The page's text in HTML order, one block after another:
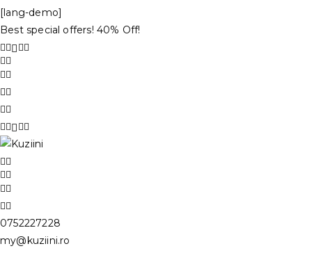
[lang-demo]
Best special offers! 40% Off!
0752227228
my@kuziini.ro